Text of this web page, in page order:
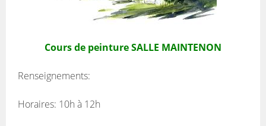
Cours de peinture SALLE MAINTENON
Renseignements:
Horaires: 10h à 12h